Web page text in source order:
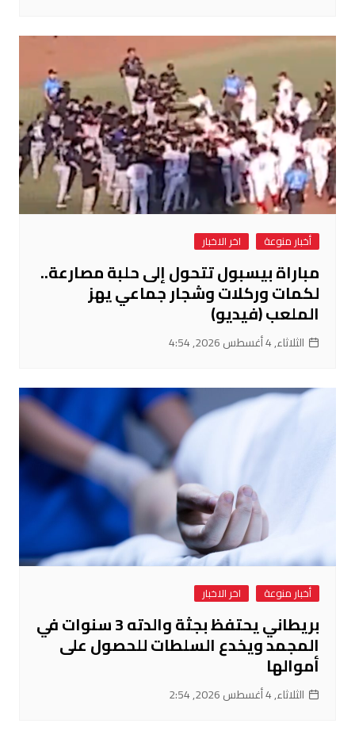
أخبار منوعة اخر الاخبار
مباراة بيسبول تتحول إلى حلبة مصارعة..
لكمات وركلات وشجار جماعي يهز
الملعب (فيديو)
الثلاثاء, 4 أغسطس 2026, 4:54
أخبار منوعة اخر الاخبار
بريطاني يحتفظ بجثة والدته 3 سنوات في
المجمد ويخدع السلطات للحصول على
أموالها
الثلاثاء, 4 أغسطس 2026, 2:54